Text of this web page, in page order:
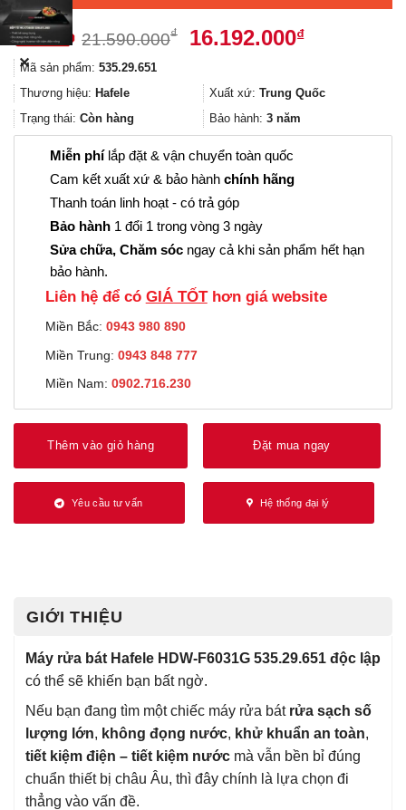
21.590.000₫
Giá
21.590.000₫.
16.192.000₫Giá
là:
Mã sản phẩm: 535.29.651
Thương hiệu: Hafele Xuất xứ: Trung Quốc
Trạng thái: Còn hàng Bảo hành: 3 năm
Miễn phílắp đặt & vận chuyển toàn quốc
Cam kết xuất xứ & bảo hành chính hãng
Thanh toán linh hoạt - có trả góp
Bảo hành 1 đổi 1 trong vòng 3 ngày
Sửa chữa, Chăm sóc ngay cả khi sản phẩm hết hạn
bảo hành.
Liên hệ để có GIÁ TỐThơn giá website
Miền Bắc: 0943 980 890
Miền Trung: 0943 848 777
Miền Nam: 0902.716.230
Thêm vào giỏ hàng Đặt mua ngay
Yêu cầu tư vấn Hệ thống đại lý
GIỚI THIỆU
Máy rửa bát Hafele HDW-F6031G 535.29.651 độc lập
có thể sẽ khiến bạn bất ngờ.
Nếu bạn đang tìm một chiếc máy rửa bát rửa sạch số
lượng lớn, không đọng nước, khử khuẩn an toàn,
tiết kiệm điện – tiết kiệm nước mà vẫn bền bỉ đúng
chuẩn thiết bị châu Âu, thì đây chính là lựa chọn đi
thẳng vào vấn đề.
✕